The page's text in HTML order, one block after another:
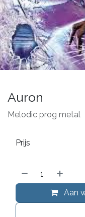
Auron
Melodic prog metal
Aan
Prijs